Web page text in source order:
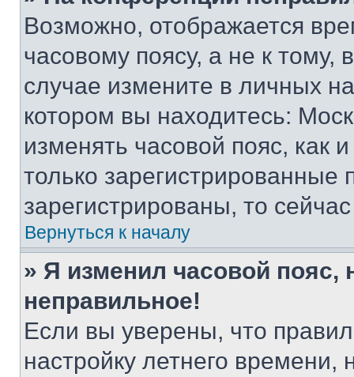
Возможно, отображается
часовому поясу, а не к тому,
случае измените в личных
котором вы находитесь:
изменять часовой пояс, как
только
зарегистрированы, то
Вернуться к началу
» Я изменил часовой пояс,
неправильное!
Если вы уверены, что
настройку летнего